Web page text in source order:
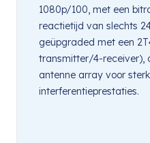
1080p/100, met een
reactietijd van slechts
geüpgraded met een
transmitter/4-receiver),
antenne array voor
interferentieprestaties.